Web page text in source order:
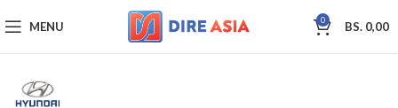
MENU 0 BS. 0,00